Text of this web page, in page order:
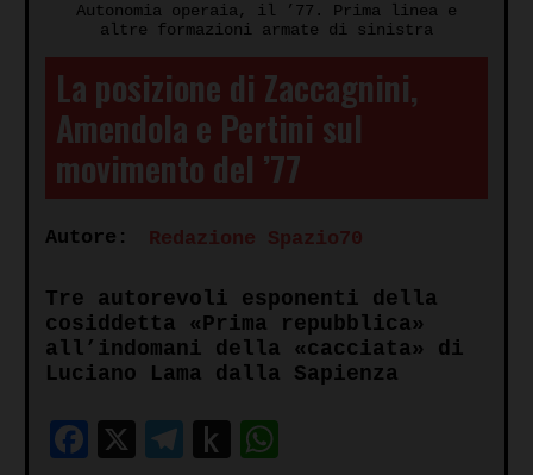
Autonomia operaia, il ’77. Prima linea e
altre formazioni armate di sinistra
La posizione di Zaccagnini,
Amendola e Pertini sul
movimento del ’77
Autore: Redazione Spazio70
Tre autorevoli esponenti della
cosiddetta «Prima repubblica»
all’indomani della «cacciata» di
Luciano Lama dalla Sapienza
Facebook
X Telegram
Push